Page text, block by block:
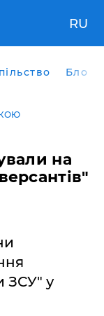
RU
Блоги
на
ЗСУ" у